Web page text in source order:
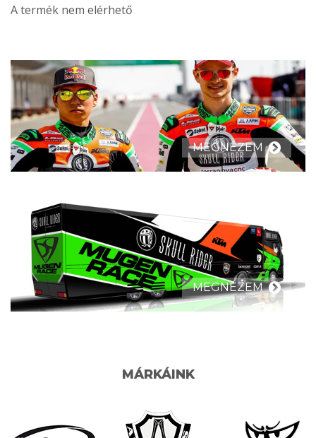
A termék nem elérhető
MEGNÉZEM
MEGNÉZEM
MÁRKÁINK